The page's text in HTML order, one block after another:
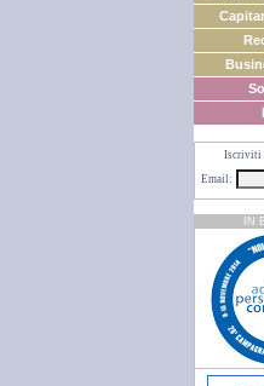
Iscriviti
Email:
IN